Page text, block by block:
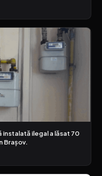
ilegal a lăsat 70
Brașov.